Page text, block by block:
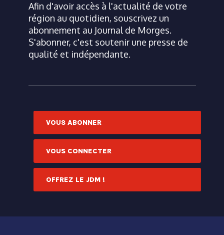
Afin d'avoir accès à l'actualité de votre
région au quotidien, souscrivez un
abonnement au Journal de Morges.
S'abonner, c'est soutenir une presse de
qualité et indépendante.
VOUS ABONNER
VOUS CONNECTER
OFFREZ LE JDM !